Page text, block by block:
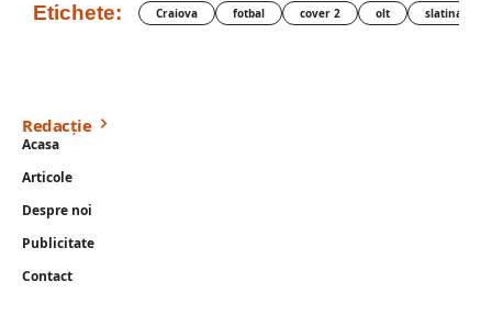
Etichete: Craiova fotbal cover 2 olt slatina
Redacție
Acasa
Articole
Despre noi
Publicitate
Contact